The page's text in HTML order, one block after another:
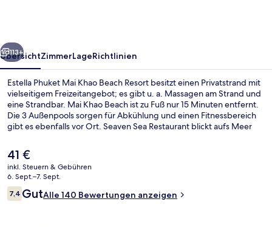
Weiter
113+
ÜbersichtZimmerLageRichtlinien
Estella Phuket Mai Khao Beach Resort besitzt einen Privatstrand mit
vielseitigem Freizeitangebot; es gibt u. a. Massagen am Strand und
eine Strandbar. Mai Khao Beach ist zu Fuß nur 15 Minuten entfernt.
Die 3 Außenpools sorgen für Abkühlung und einen Fitnessbereich
gibt es ebenfalls vor Ort. Seaven Sea Restaurant blickt aufs Meer
Dieses Hotel im luxuriösen Stil bietet als weitere Highlights eine
Poolbar, ein Kinderbecken sowie eine Snackbar.
Der
aktuelle
Preis
beträgt
41 €.
41 €
inkl. Steuern & Gebühren
6. Sept.–7. Sept.
Bewertungen
7,47,4 von 10.
GutAlle 140 Bewertungen anzeigen